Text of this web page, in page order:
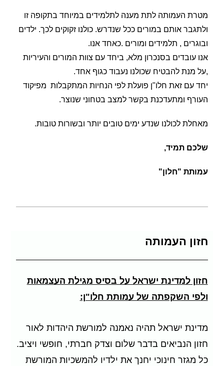
מטרת העמותה לתת מענה לתלמידים במיוחד בתקופה זו
ולתגבר אותם במורים ככל שנדרש. כולנו זקוקים לכך. ילדים
ובוגרים , תלמידים ומורים .כאחד אנו.
אנו עובדים בסנכרון מלא, ביחד עם צוות המורים והעיריות
,על מנת להבטיח שכולנו נעבוד כגוף אחד.
יחד עם זאת חלו"ן פועלת לפי הנחיות המתקבלות מפיקוד
העורף ומתעדכנת בקשר למצב בטחוני שנוצר.
מאחלת לכולנו שנדע ימים טובים יותר ובשורות טובות.
שלכם תמיד,
עמותת "חלון"
חזון העמותה
חזון למדינת ישראל על בסיס מגילת העצמאות
ולפי השקפתה של עמותת חלו"ן:
מדינת ישראל תהיה נאמנה למורשת היהדות לאור
חזון הנביאים בדבר שלום וצדק חברתי, חופשי ויציב.
כל מגזר חינוכי יחנך את ילדיו להמשכיות המורשת